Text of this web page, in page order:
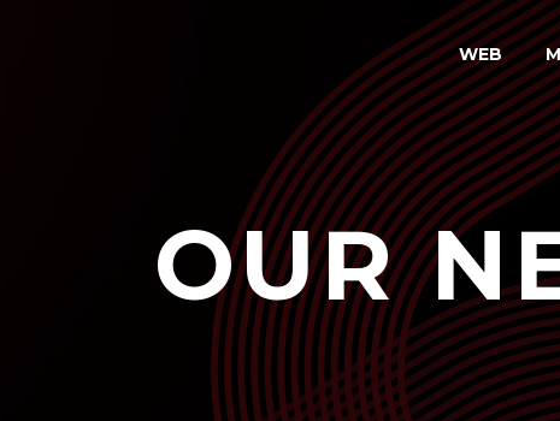
WEB
OUR